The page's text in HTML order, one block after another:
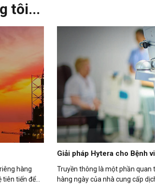
tôi...
hàng
tiên tiến để
Giải pháp Hytera cho Bệnh
Truyền thông là một phần quan
hàng ngày của nhà cung cấp